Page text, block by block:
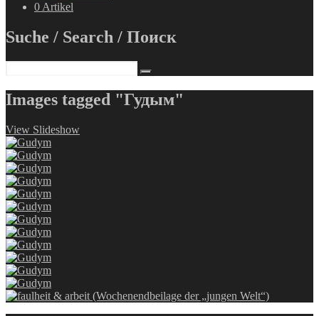
0 Artikel
Suche / Search / Поиск
Images tagged "Гудым"
View Slideshow